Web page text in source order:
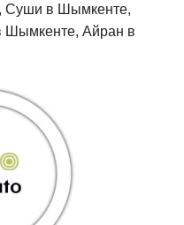
Суши в Шымкенте,
Шымкенте, Айран в